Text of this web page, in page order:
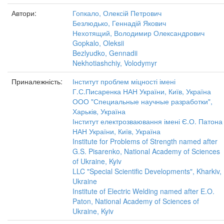
Автори:
Гопкало, Олексій Петрович
Безлюдько, Геннадій Якович
Нехотящий, Володимир Олександрович
Gopkalo, Oleksii
Bezlyudko, Gennadii
Nekhotiashchiy, Volodymyr
Приналежність:
Інститут проблем міцності імені
Г.С.Писаренка НАН України, Київ, Україна
ООО "Специальные научные разработки",
Харьків, Україна
Інститут електрозваювання імені Є.О. Патона
НАН України, Київ, Україна
Institute for Problems of Strength named after
G.S. Pisarenko, National Academy of Sciences
of Ukraine, Kyiv
LLC "Special Scientific Developments", Kharkiv,
Ukraine
Institute of Electric Welding named after E.O.
Paton, National Academy of Sciences of
Ukraine, Kyiv